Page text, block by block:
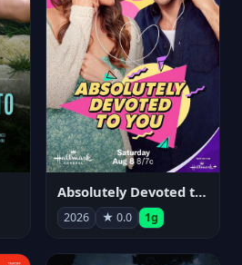
Absolutely Devoted to You
2026 ★ 0.0 1g